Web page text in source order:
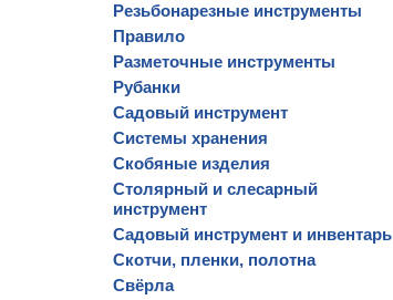
Резьбонарезные инструменты
Правило
Разметочные инструменты
Рубанки
Садовый инструмент
Системы хранения
Скобяные изделия
Столярный и слесарный
инструмент
Садовый инструмент и инвентарь
Скотчи, пленки, полотна
Свёрла